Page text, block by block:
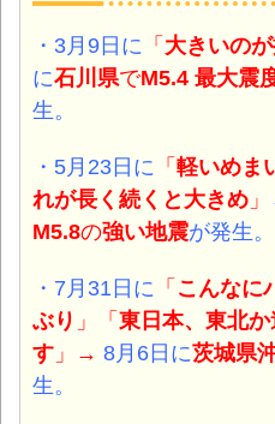
・3月9日に 「 大きいの
に石川県でM5.4 最大震
生。
・5月23日に 「 軽いめま
れが長く続くと大きめ 」
M5.8の強い地震が発生。
・7月31日に 「 こんなに
ぶり 」「 東日本、東北
す 」 → 8月6日に茨城県
生。